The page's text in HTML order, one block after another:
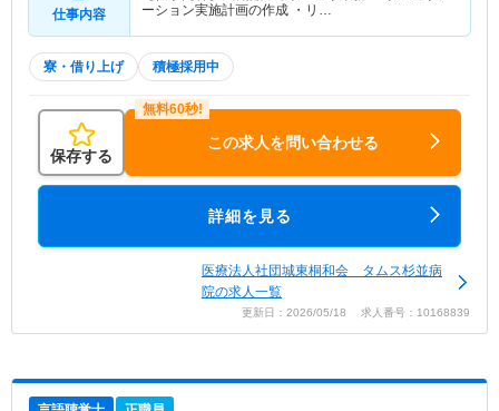
仕事内容
ーション実施計画の作成 ・リ…
寮・借り上げ 積極採用中
保存する
この求人を問い合わせる
詳細を見る
医療法人社団城東桐和会 タムス杉並病
院の求人一覧
更新日：2026/05/18 求人番号：10168839